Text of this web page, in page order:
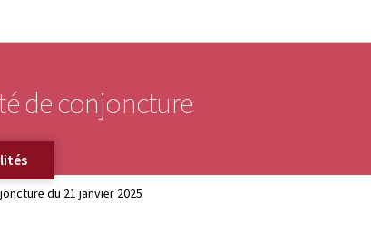
de conjoncture
du 21 janvier 2025